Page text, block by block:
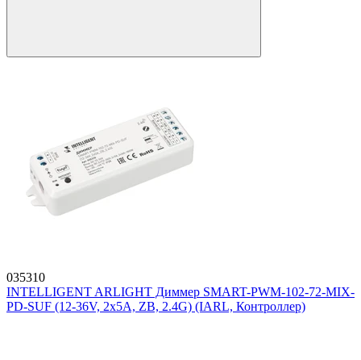
035310
INTELLIGENT ARLIGHT Диммер SMART-PWM-102-72-MIX-
PD-SUF (12-36V, 2x5A, ZB, 2.4G) (IARL, Контроллер)